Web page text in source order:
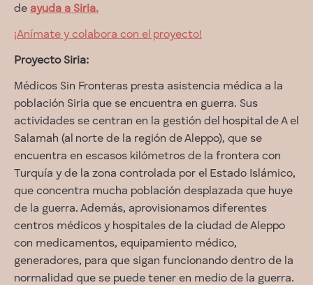
de ayuda a Siria.
¡Anímate y colabora con el proyecto!
Proyecto Siria:
Médicos Sin Fronteras presta asistencia médica a la
población Siria que se encuentra en guerra. Sus
actividades se centran en la gestión del hospital de A el
Salamah (al norte de la región de Aleppo), que se
encuentra en escasos kilómetros de la frontera con
Turquía y de la zona controlada por el Estado Islámico,
que concentra mucha población desplazada que huye
de la guerra. Además, aprovisionamos diferentes
centros médicos y hospitales de la ciudad de Aleppo
con medicamentos, equipamiento médico,
generadores, para que sigan funcionando dentro de la
normalidad que se puede tener en medio de la guerra.